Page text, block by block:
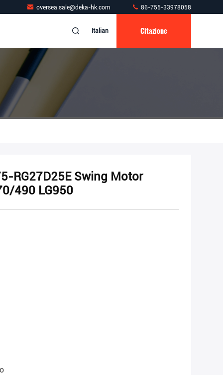
oversea.sale@deka-hk.com 86-755-33978058
Italian Citazione
RG27D25E Swing Motor
490 LG950